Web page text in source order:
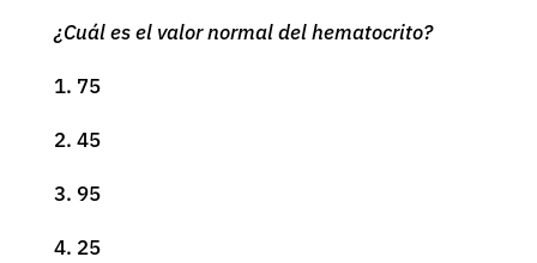
¿Cuál es el valor normal del hematocrito?
1. 75
2. 45
3. 95
4. 25